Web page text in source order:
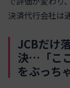
決済代行会社は
JCBだけ
決…「こ
をぶっち